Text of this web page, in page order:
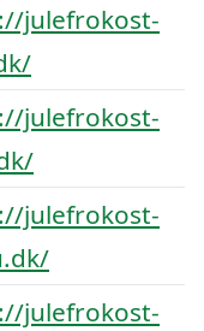
julefrokost-
julefrokost-
julefrokost-
julefrokost-